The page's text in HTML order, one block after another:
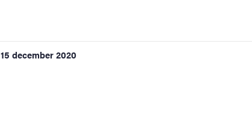
15 december 2020